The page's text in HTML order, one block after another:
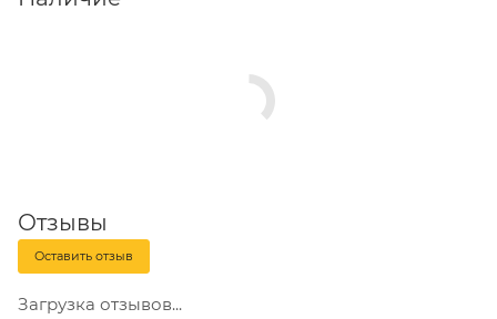
Работает в правом направлении.
Отзывы
Оставить отзыв
Загрузка отзывов...